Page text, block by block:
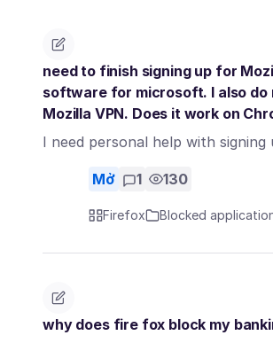
need to finish signing up for
software for microsoft. I also do
Mozilla VPN. Does it work on
I need personal help with
Mở 1 130
Firefox Blocked
why does fire fox block my